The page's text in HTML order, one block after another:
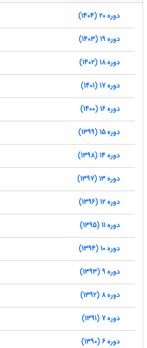
دوره 20 (1404)
دوره 19 (1403)
دوره 18 (1402)
دوره 17 (1401)
دوره 16 (1400)
دوره 15 (1399)
دوره 14 (1398)
دوره 13 (1397)
دوره 12 (1396)
دوره 11 (1395)
دوره 10 (1394)
دوره 9 (1393)
دوره 8 (1392)
دوره 7 (1391)
دوره 6 (1390)